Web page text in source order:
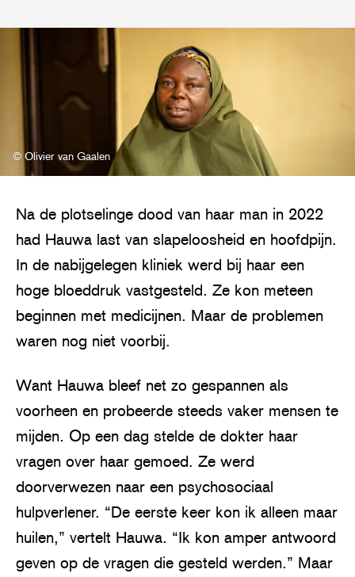
© Olivier van Gaalen
Na de plotselinge dood van haar man in 2022
had Hauwa last van slapeloosheid en hoofdpijn.
In de nabijgelegen kliniek werd bij haar een
hoge bloeddruk vastgesteld. Ze kon meteen
beginnen met medicijnen. Maar de problemen
waren nog niet voorbij.
Want Hauwa bleef net zo gespannen als
voorheen en probeerde steeds vaker mensen te
mijden. Op een dag stelde de dokter haar
vragen over haar gemoed. Ze werd
doorverwezen naar een psychosociaal
hulpverlener. “De eerste keer kon ik alleen maar
huilen,” vertelt Hauwa. “Ik kon amper antwoord
geven op de vragen die gesteld werden.” Maar